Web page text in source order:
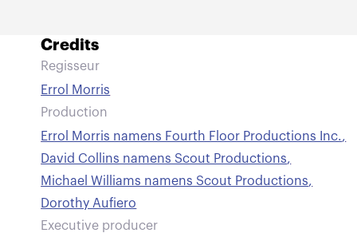
Credits
Regisseur
Errol Morris
Production
Errol Morris namens Fourth Floor Productions Inc.,
David Collins namens Scout Productions,
Michael Williams namens Scout Productions,
Dorothy Aufiero
Executive producer